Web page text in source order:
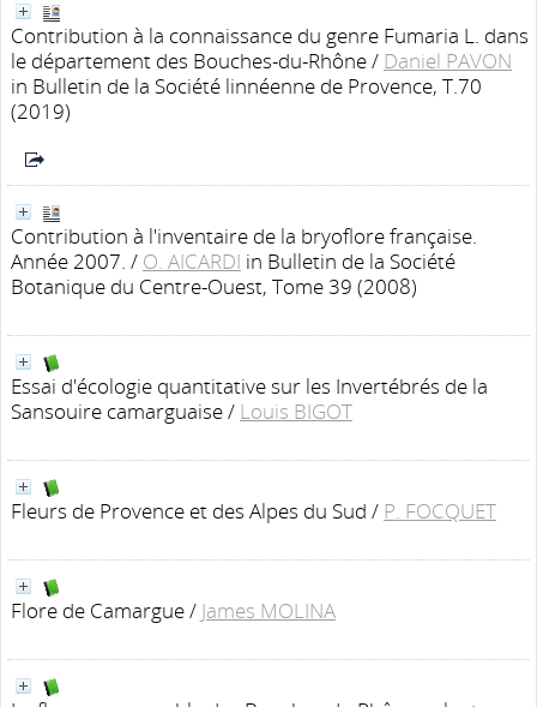
Contribution à la connaissance du genre Fumaria L. dans
le département des Bouches-du-Rhône/ Daniel PAVON
in Bulletin de la Société linnéenne de Provence, T.70
(2019)
Contribution à l'inventaire de la bryoflore française.
Année 2007. / O. AICARDI in Bulletin de la Société
Botanique du Centre-Ouest, Tome 39 (2008)
Essai d'écologie quantitative sur les Invertébrés de la
Sansouire camarguaise/ Louis BIGOT
Fleurs de Provence et des Alpes du Sud / P. FOCQUET
Flore de Camargue/ James MOLINA